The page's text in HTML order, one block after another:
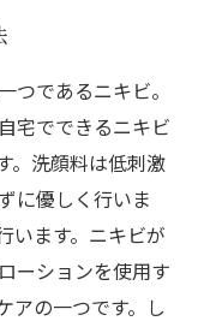
つであるニキビ。
宅でできるニキビ
。洗顔料は低刺激
に優しく行いま
います。ニキビが
ーションを使用す
アの一つです。し